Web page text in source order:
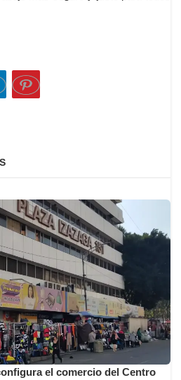
el comercio del Centro